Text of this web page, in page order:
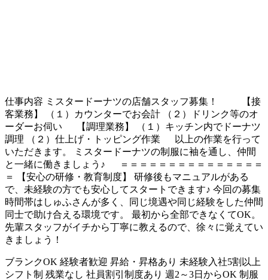
仕事内容 ミスタードーナツの店舗スタッフ募集！ 【接
客業務】 （１）カウンターでお会計 （２）ドリンク等のオ
ーダーお伺い 【調理業務】 （１）キッチン内でドーナツ
調理 （２）仕上げ・トッピング作業 以上の作業を行って
いただきます。 ミスタードーナツの制服に袖を通し、仲間
と一緒に働きましょう♪ ＝＝＝＝＝＝＝＝＝＝＝＝＝＝＝
＝ 【安心の研修・教育制度】 研修後もマニュアルがある
で、未経験の方でも安心してスタートできます♪ 今回の募集
時間帯はしゅふさんが多く、同じ境遇や同じ経験をした仲間
同士で助け合える環境です。 最初から全部できなくてOK。
先輩スタッフがイチから丁寧に教えるので、徐々に覚えてい
きましょう！
ブランクOK 経験者歓迎 昇給・昇格あり 未経験入社5割以上
シフト制 残業なし 社員割引制度あり 週2～3日からOK 制服